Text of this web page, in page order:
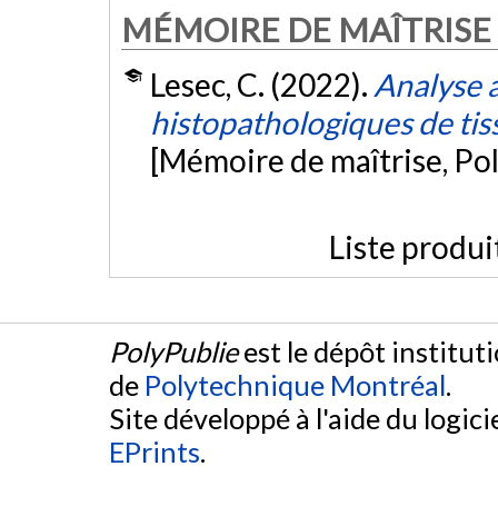
MÉMOIRE DE MAÎTRISE
Lesec, C. (2022). Analyse
histopathologiques de
[Mémoire de maîtrise,
Liste
PolyPublieest le dépôt
de Polytechnique Montréal.
Site développé à l'aide du
EPrints.